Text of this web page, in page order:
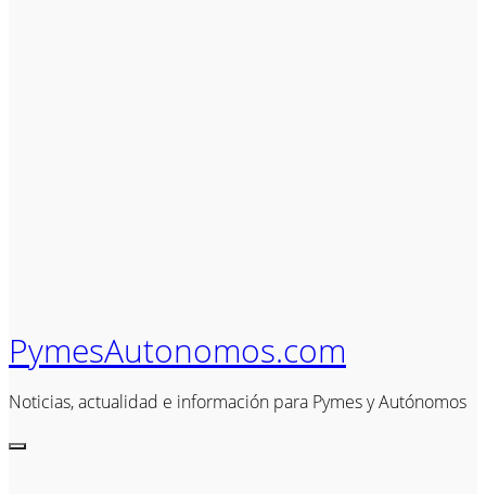
PymesAutonomos.com
Noticias, actualidad e información para Pymes y Autónomos